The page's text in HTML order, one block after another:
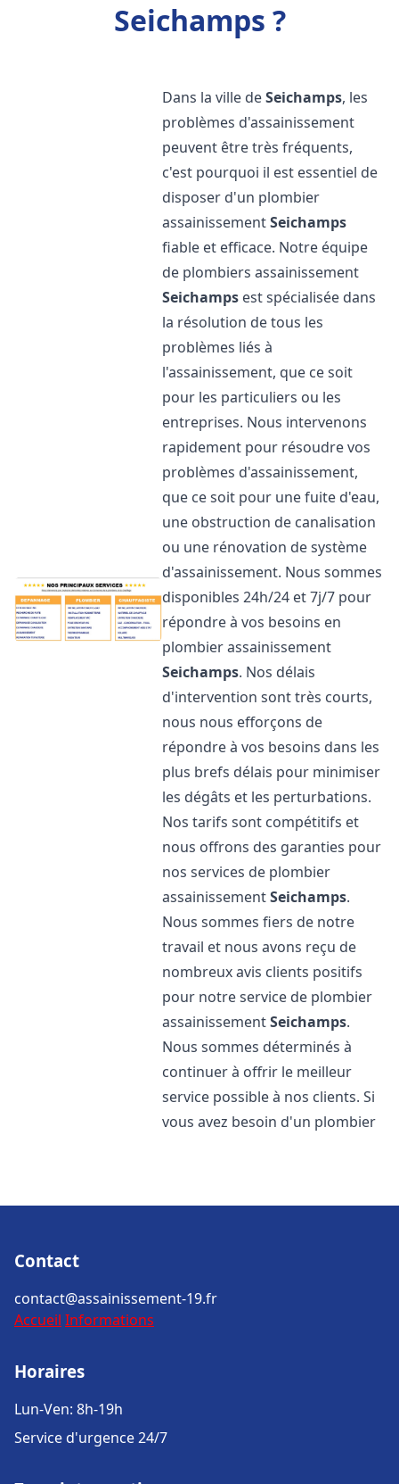
Seichamps ?
Dans la ville deSeichamps, les
problèmes d'assainissement
peuvent être très fréquents,
c'est pourquoi il est essentiel de
disposer d'un plombier
assainissementSeichamps
fiable et efficace. Notre équipe
de plombiers assainissement
Seichamps est spécialisée dans
la résolution de tous les
problèmes liés à
l'assainissement, que ce soit
pour les particuliers ou les
entreprises. Nous intervenons
rapidement pour résoudre vos
problèmes d'assainissement,
que ce soit pour une fuite d'eau,
une obstruction de canalisation
ou une rénovation de système
d'assainissement. Nous sommes
disponibles 24h/24 et 7j/7 pour
répondre à vos besoins en
plombier assainissement
Seichamps. Nos délais
d'intervention sont très courts,
nous nous efforçons de
répondre à vos besoins dans les
plus brefs délais pour minimiser
les dégâts et les perturbations.
Nos tarifs sont compétitifs et
nous offrons des garanties pour
nos services de plombier
assainissementSeichamps.
Nous sommes fiers de notre
travail et nous avons reçu de
nombreux avis clients positifs
pour notre service de plombier
assainissementSeichamps.
Nous sommes déterminés à
continuer à offrir le meilleur
service possible à nos clients. Si
vous avez besoin d'un plombier
Contact
contact@assainissement-19.fr
Accueil Informations
Horaires
Lun-Ven: 8h-19h
Service d'urgence 24/7